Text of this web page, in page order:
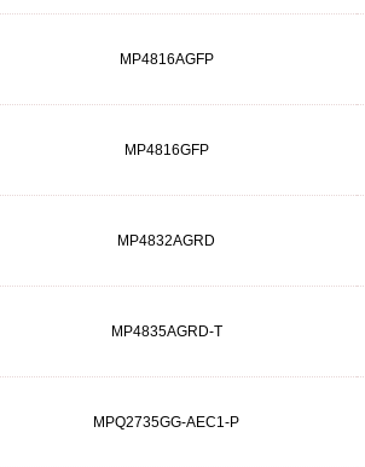
MP4816AGFP
MP4816GFP
MP4832AGRD
MP4835AGRD-T
MPQ2735GG-AEC1-P